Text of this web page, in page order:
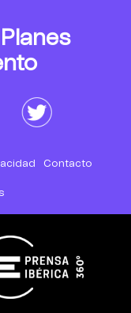
Planes
Contacto